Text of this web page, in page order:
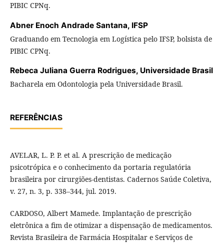
PIBIC CPNq.
Abner Enoch Andrade Santana, IFSP
Graduando em Tecnologia em Logística pelo IFSP, bolsista de
PIBIC CPNq.
Rebeca Juliana Guerra Rodrigues, Universidade Brasil
Bacharela em Odontologia pela Universidade Brasil.
REFERÊNCIAS
AVELAR, L. P. P. et al. A prescrição de medicação
psicotrópica e o conhecimento da portaria regulatória
brasileira por cirurgiões-dentistas. Cadernos Saúde Coletiva,
v. 27, n. 3, p. 338–344, jul. 2019.
CARDOSO, Albert Mamede. Implantação de prescrição
eletrônica a fim de otimizar a dispensação de medicamentos.
Revista Brasileira de Farmácia Hospitalar e Serviços de